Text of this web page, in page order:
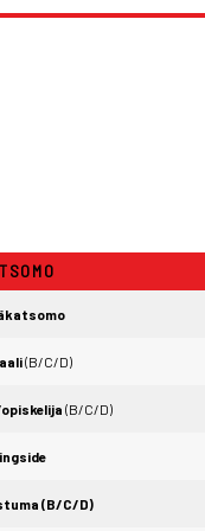
(B/C/D)
(B/C/D)
(B/C/D)